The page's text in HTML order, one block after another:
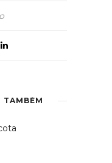
TAMBÉM